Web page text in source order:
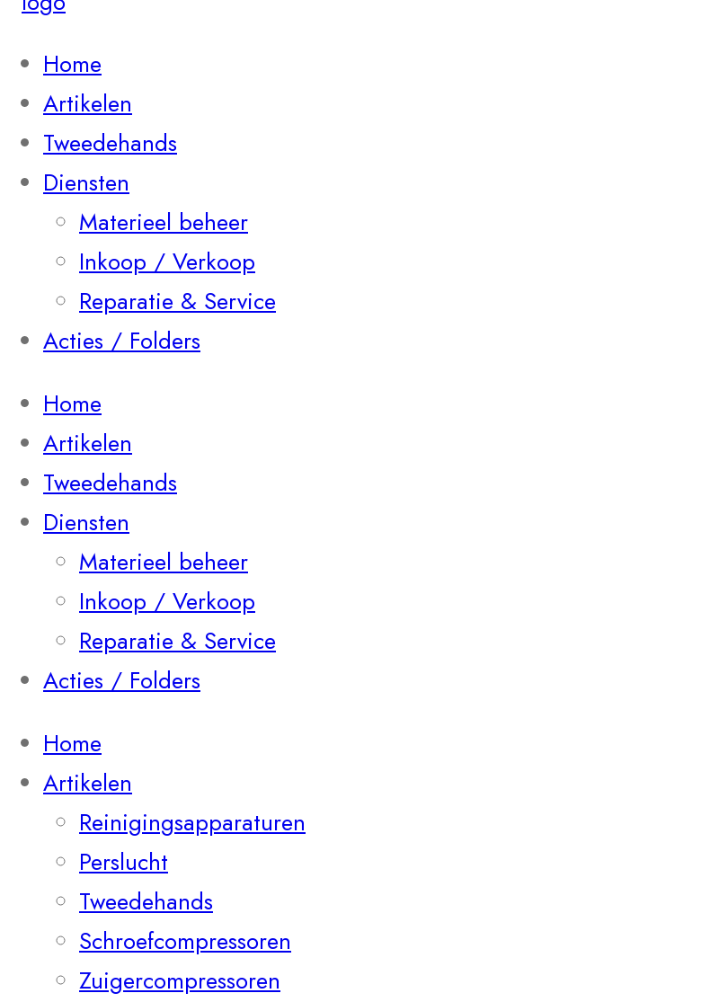
Home
Artikelen
Tweedehands
Diensten
Materieel beheer
Inkoop / Verkoop
Reparatie & Service
Acties / Folders
Home
Artikelen
Tweedehands
Diensten
Materieel beheer
Inkoop / Verkoop
Reparatie & Service
Acties / Folders
Home
Artikelen
Reinigingsapparaturen
Perslucht
Tweedehands
Schroefcompressoren
Zuigercompressoren